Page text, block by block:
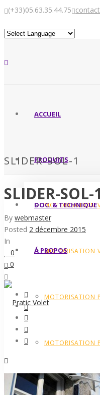
(+33)05.63.35.44.75
ACCUEIL
PRODUITS
MOTORISATION
MOTORISATION
MOTORISATION
MOTORISATION
DOC. & TECHNIQUE
Á PROPOS
SLIDER-SOL-1
SLIDER-SOL-1
By webmaster
Posted 2 décembre 2015
In
0
0